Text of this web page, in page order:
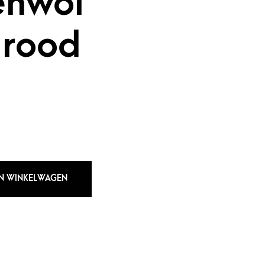
WINKELWAGEN